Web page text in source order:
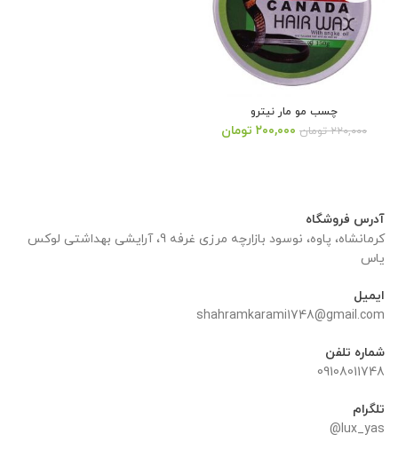
چسب مو مار نیترو
۲۲۰,۰۰۰ تومان قیمت
۲۰۰,۰۰۰ تومان
آدرس فروشگاه
کرمانشاه، پاوه، نوسود بازارچه مرزی غرفه 9، آرایشی بهداشتی لوکس
یاس
ایمیل
shahramkarami1748@gmail.com
شماره تلفن
09108011748
تلگرام
lux_yas@